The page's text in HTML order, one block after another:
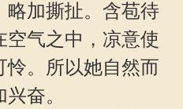
略加撕扯。含苞待
空气之中，凉意使
怜。所以她自然而
奋。